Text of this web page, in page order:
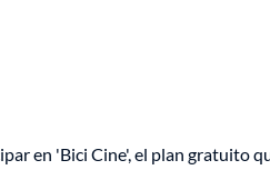
en 'Bici Cine', el plan gratuito